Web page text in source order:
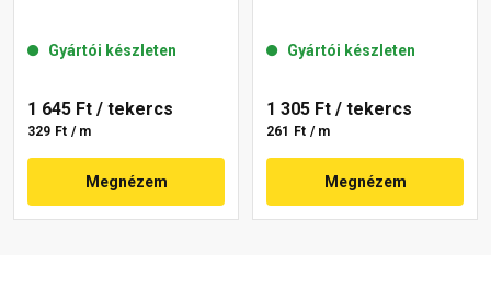
Gyártói készleten
1 645 Ft / tekercs
329 Ft / m
Megnézem
Gyártói készleten
1 305 Ft / tekercs
261 Ft / m
Megnézem